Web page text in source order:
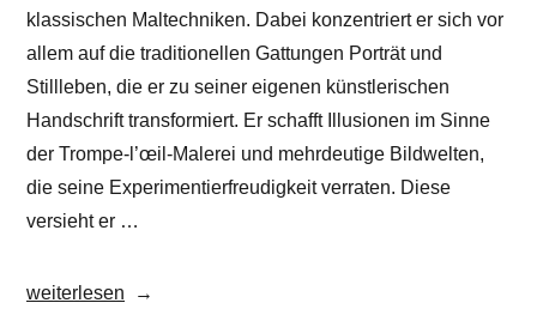
klassischen Maltechniken. Dabei konzentriert er sich vor
allem auf die traditionellen Gattungen Porträt und
Stillleben, die er zu seiner eigenen künstlerischen
Handschrift transformiert. Er schafft Illusionen im Sinne
der Trompe-l’œil-Malerei und mehrdeutige Bildwelten,
die seine Experimentierfreudigkeit verraten. Diese
versieht er …
„Sebastian
weiterlesen